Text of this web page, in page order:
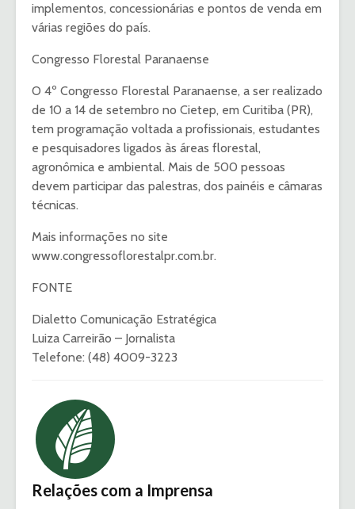
implementos, concessionárias e pontos de venda em
várias regiões do país.
Congresso Florestal Paranaense
O 4º Congresso Florestal Paranaense, a ser realizado
de 10 a 14 de setembro no Cietep, em Curitiba (PR),
tem programação voltada a profissionais, estudantes
e pesquisadores ligados às áreas florestal,
agronômica e ambiental. Mais de 500 pessoas
devem participar das palestras, dos painéis e câmaras
técnicas.
Mais informações no site
www.congressoflorestalpr.com.br.
FONTE
Dialetto Comunicação Estratégica
Luiza Carreirão – Jornalista
Telefone: (48) 4009-3223
Relações com a Imprensa